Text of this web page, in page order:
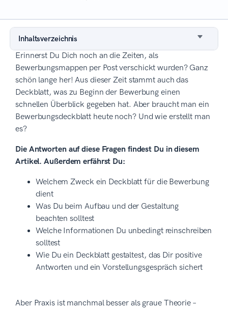
Inhaltsverzeichnis
Erinnerst Du Dich noch an die Zeiten, als
Bewerbungsmappen per Post verschickt wurden? Ganz
schön lange her! Aus dieser Zeit stammt auch das
Deckblatt, was zu Beginn der Bewerbung einen
schnellen Überblick gegeben hat. Aber braucht man ein
Bewerbungsdeckblatt heute noch? Und wie erstellt man
es?
Die Antworten auf diese Fragen findest Du in diesem
Artikel. Außerdem erfährst Du:
Welchem Zweck ein Deckblatt für die Bewerbung
dient
Was Du beim Aufbau und der Gestaltung
beachten solltest
Welche Informationen Du unbedingt reinschreiben
solltest
Wie Du ein Deckblatt gestaltest, das Dir positive
Antworten und ein Vorstellungsgespräch sichert
Aber Praxis ist manchmal besser als graue Theorie –